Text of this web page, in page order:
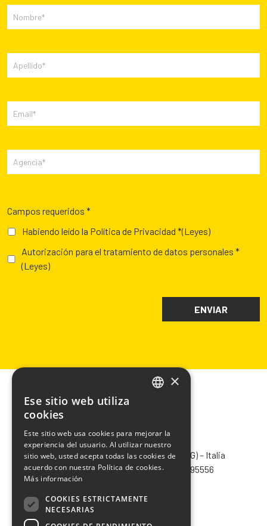
Campos requeridos *
Habiendo leído la Política de Privacidad *(Leyes)
Autorización para el tratamiento de datos personales *
(Leyes)
CHIMIVER PANSERI S.p.A.
Via Bergamo, 1401 – 24030 Pontida (BG) – Italia
Tel. +39 035 795031– Fax +39 035 795556
FRENCH
SPANISH
×
Ese sitio web utiliza
cookies
Este sitio web usa cookies para mejorar la
experiencia del usuario. Al utilizar nuestro
sitio web, usted acepta todas las cookies de
acuerdo con nuestra Política de cookies.
Más información
COOKIES ESTRICTAMENTE
NECESARIAS